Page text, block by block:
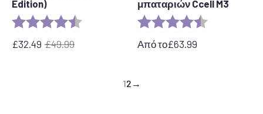
Edition)
Αξιολόγηση: 4,7 από 5 αστέρια
£49.99
Η
£32.49
Η
μπαταριών Ccell M3
Αξιολόγηση:
Από το£63.99
12 →